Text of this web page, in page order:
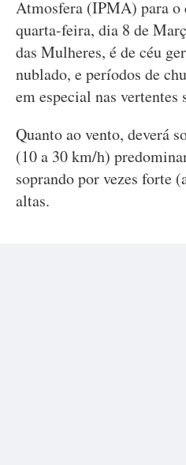
Atmosfera (IPMA) para o
quarta-feira, dia 8 de
das Mulheres, é de céu
nublado, e períodos de
em especial nas vertentes
Quanto ao vento, deverá
(10 a 30 km/h)
soprando por vezes forte
altas.